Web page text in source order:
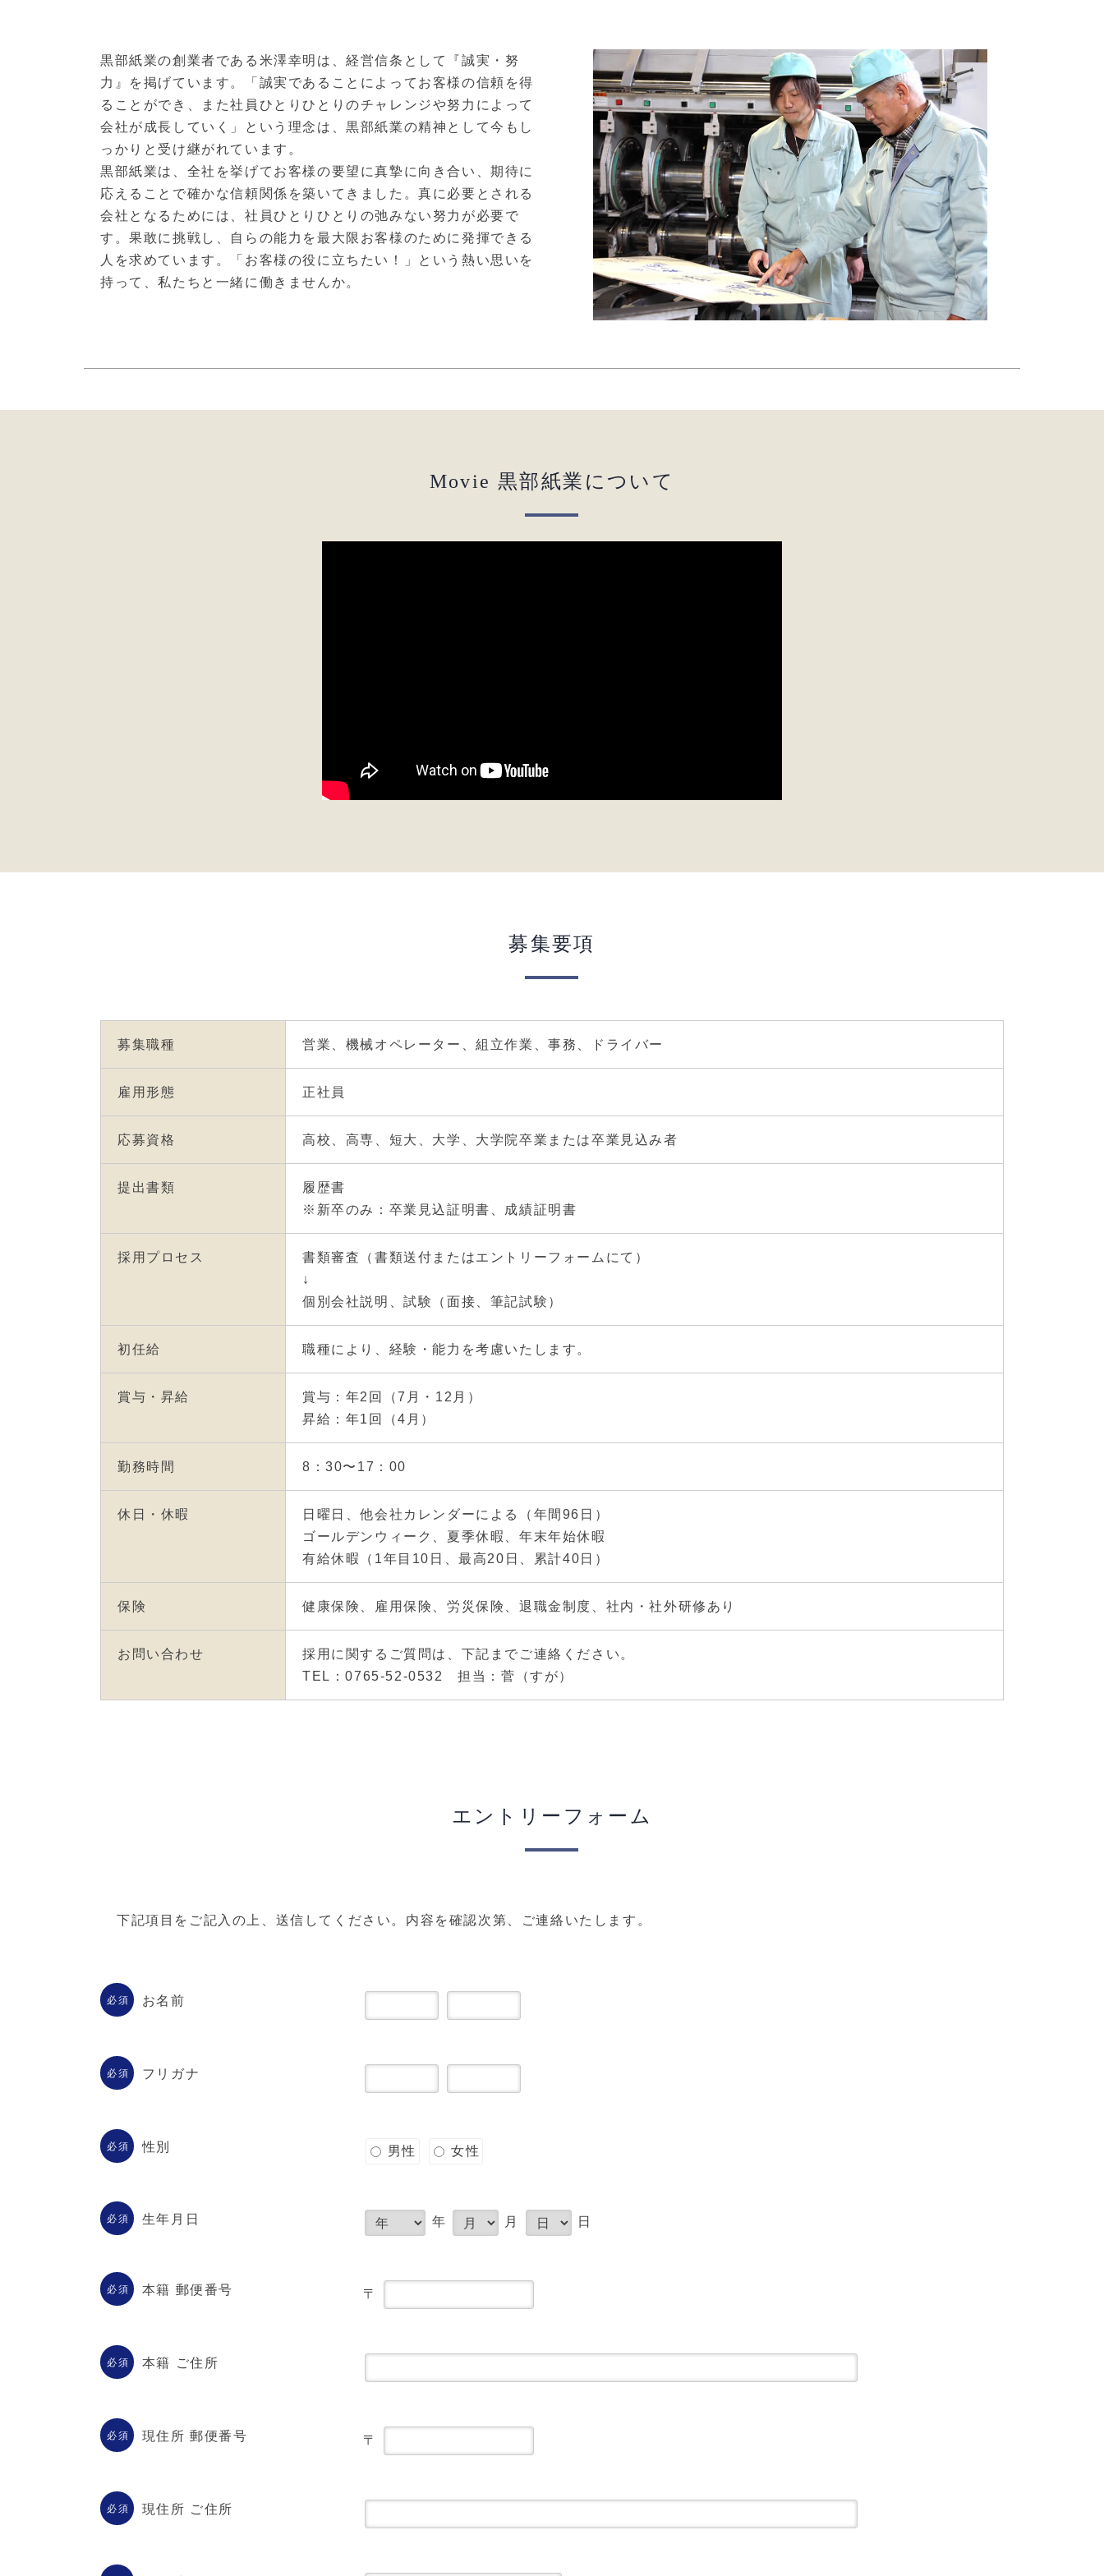
黒部紙業の創業者である米澤幸明は、経営信条として『誠実・努
力』を掲げています。「誠実であることによってお客様の信頼を得
ることができ、また社員ひとりひとりのチャレンジや努力によって
会社が成長していく」という理念は、黒部紙業の精神として今もし
っかりと受け継がれています。
黒部紙業は、全社を挙げてお客様の要望に真摯に向き合い、期待に
応えることで確かな信頼関係を築いてきました。真に必要とされる
会社となるためには、社員ひとりひとりの弛みない努力が必要で
す。果敢に挑戦し、自らの能力を最大限お客様のために発揮できる
人を求めています。「お客様の役に立ちたい！」という熱い思いを
持って、私たちと一緒に働きませんか。
Movie 黒部紙業について
募集要項
募集職種 営業、機械オペレーター、組立作業、事務、ドライバー
雇用形態 正社員
応募資格 高校、高専、短大、大学、大学院卒業または卒業見込み者
提出書類
履歴書
※新卒のみ：卒業見込証明書、成績証明書
採用プロセス
書類審査（書類送付またはエントリーフォームにて）
↓
個別会社説明、試験（面接、筆記試験）
初任給 職種により、経験・能力を考慮いたします。
賞与・昇給
賞与：年2回（7月・12月）
昇給：年1回（4月）
勤務時間 8：30〜17：00
休日・休暇
日曜日、他会社カレンダーによる（年間96日）
ゴールデンウィーク、夏季休暇、年末年始休暇
有給休暇（1年目10日、最高20日、累計40日）
保険 健康保険、雇用保険、労災保険、退職金制度、社内・社外研修あり
お問い合わせ
採用に関するご質問は、下記までご連絡ください。
TEL：0765-52-0532 担当：菅（すが）
エントリーフォーム
下記項目をご記入の上、送信してください。内容を確認次第、ご連絡いたします。
必須 お名前
必須 フリガナ
必須 性別 男性 女性
必須 生年月日 年 月 日
必須 本籍 郵便番号 〒
必須 本籍 ご住所
必須 現住所 郵便番号 〒
必須 現住所 ご住所